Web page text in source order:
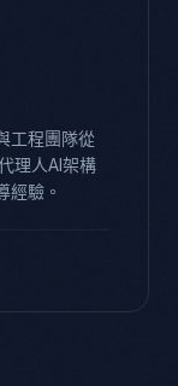
工程團隊從
理人AI架構
經驗。